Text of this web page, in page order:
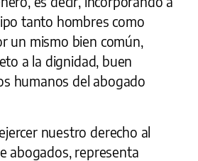
tanto hombres como
un mismo bien común,
a la dignidad, buen
humanos del abogado
nuestro derecho al
abogados, representa